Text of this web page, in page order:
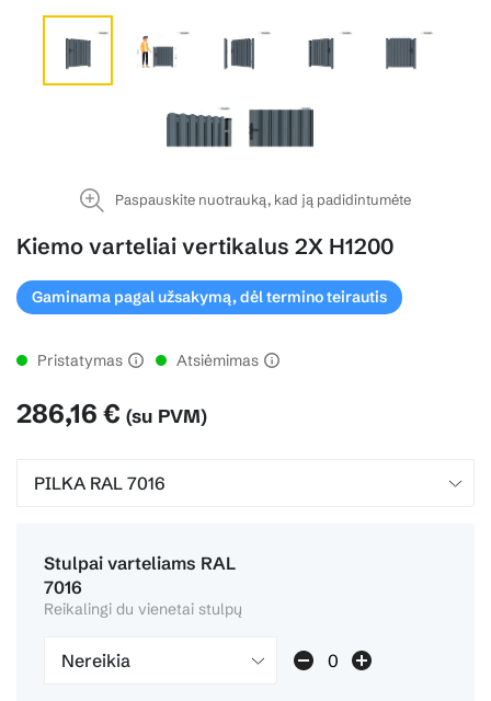
Paspauskite nuotrauką, kad ją padidintumėte
Kiemo varteliai vertikalus 2X H1200
Gaminama pagal užsakymą, dėl termino teirautis
Pristatymas Atsiėmimas
286,16 € (su PVM)
Stulpai varteliams RAL
7016
Reikalingi du vienetai stulpų
Nereikia